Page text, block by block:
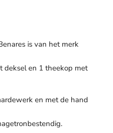
is van het merk
deksel en 1 theekop met
en met de hand